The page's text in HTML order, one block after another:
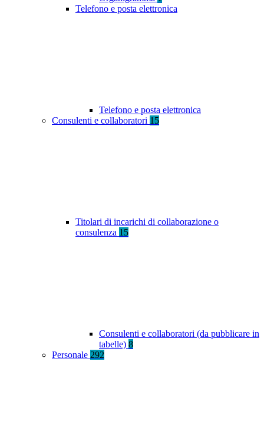
Telefono e posta elettronica
Telefono e posta elettronica
Consulenti e collaboratori 15
Titolari di incarichi di collaborazione o
consulenza 15
Consulenti e collaboratori (da pubblicare in
tabelle) 8
Personale 292